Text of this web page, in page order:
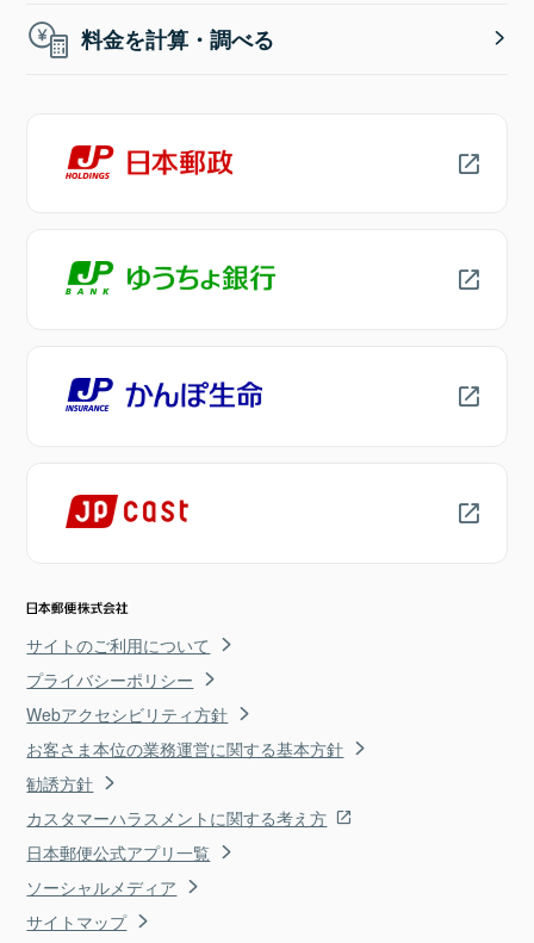
料金を計算・調べる
サイトのご利用について
プライバシーポリシー
Webアクセシビリティ方針
お客さま本位の業務運営に関する基本方針
勧誘方針
カスタマーハラスメントに関する考え方
日本郵便公式アプリ一覧
ソーシャルメディア
サイトマップ